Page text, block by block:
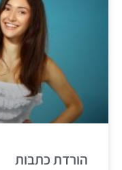
הורדת כתבות